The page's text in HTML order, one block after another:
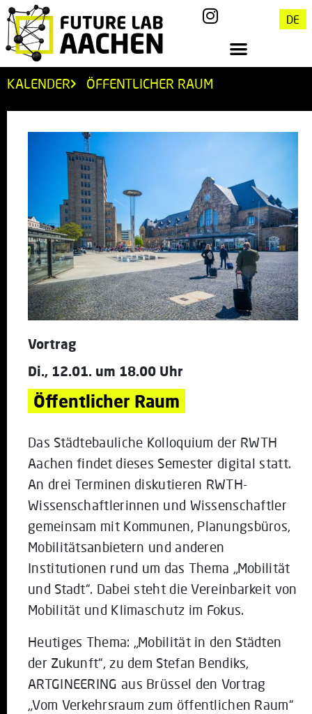
DE
KALENDER ÖFFENTLICHER RAUM
Vortrag
Di., 12.01. um 18.00 Uhr
Öffentlicher Raum
Das Städtebauliche Kolloquium der RWTH
Aachen findet dieses Semester digital statt.
An drei Terminen diskutieren RWTH-
Wissenschaftlerinnen und Wissenschaftler
gemeinsam mit Kommunen, Planungsbüros,
Mobilitätsanbietern und anderen
Institutionen rund um das Thema „Mobilität
und Stadt“. Dabei steht die Vereinbarkeit von
Mobilität und Klimaschutz im Fokus.
Heutiges Thema: „Mobilität in den Städten
der Zukunft“, zu dem Stefan Bendiks,
ARTGINEERING aus Brüssel den Vortrag
„Vom Verkehrsraum zum öffentlichen Raum“